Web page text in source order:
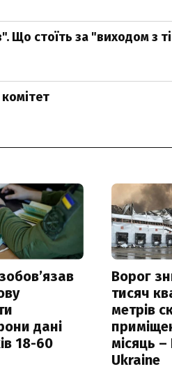
Що стоїть за "виходом з
дані
18-60
Ворог
тисяч
метрів
місяць
Ukraine